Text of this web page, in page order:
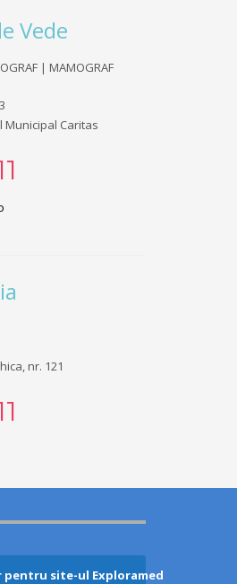
Vede
| MAMOGRAF
Municipal Caritas
nr. 121
site-ul Exploramed